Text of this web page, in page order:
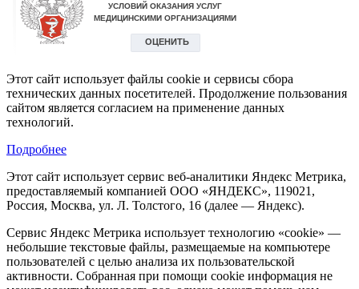
Этот сайт использует файлы cookie и сервисы сбора
технических данных посетителей. Продолжение пользования
сайтом является согласием на применение данных
технологий.
Подробнее
Этот сайт использует сервис веб-аналитики Яндекс Метрика,
предоставляемый компанией ООО «ЯНДЕКС», 119021,
Россия, Москва, ул. Л. Толстого, 16 (далее — Яндекс).
Сервис Яндекс Метрика использует технологию «cookie» —
небольшие текстовые файлы, размещаемые на компьютере
пользователей с целью анализа их пользовательской
активности. Собранная при помощи cookie информация не